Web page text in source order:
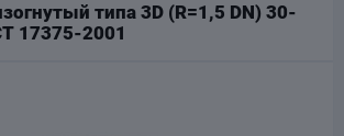
типа 3D (R=1,5 DN) 30-
17375-2001